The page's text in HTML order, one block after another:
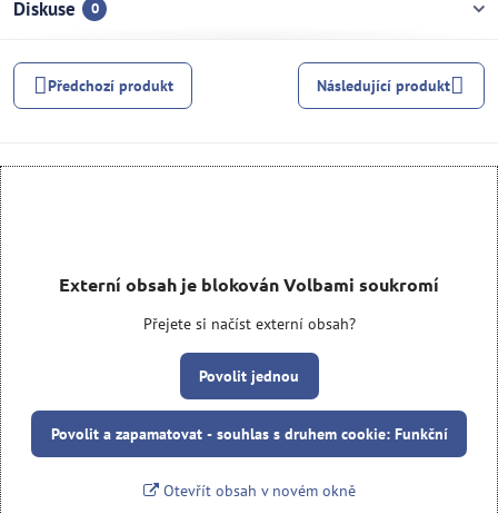
Diskuse 0
Předchozí produkt Následující produkt
Externí obsah je blokován Volbami soukromí
Přejete si načíst externí obsah?
Povolit jednou
Povolit a zapamatovat - souhlas s druhem cookie: Funkční
Otevřít obsah v novém okně